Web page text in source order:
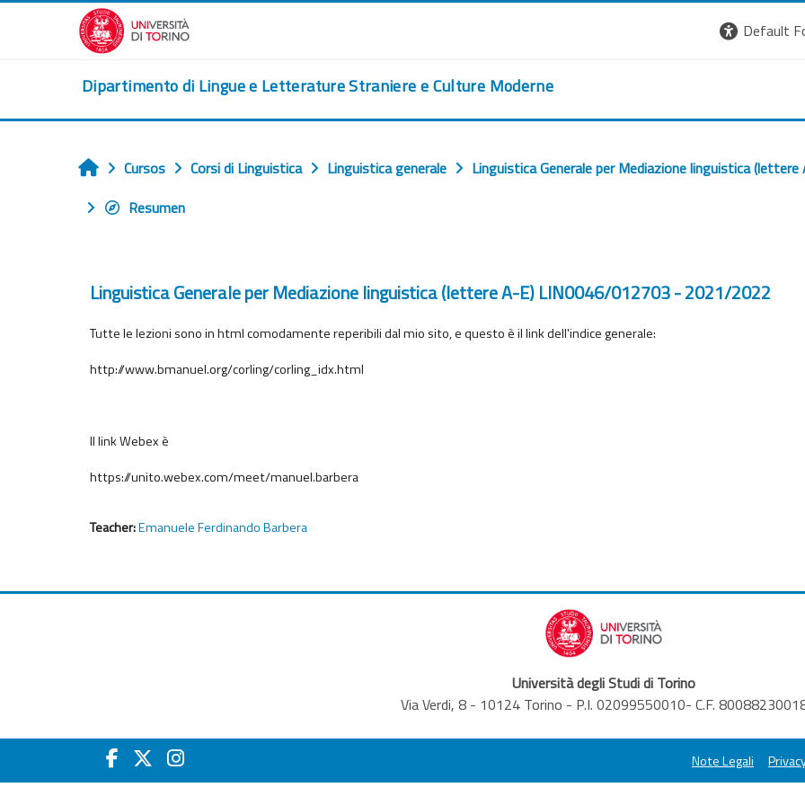
Salta al contenido principal
Default
Dipartimento di Lingue e Letterature Straniere e Culture Moderne
Inicio
Cursos Corsi di Linguistica Linguistica generale
Linguistica Generale per Mediazione linguistica
Resumen
Linguistica Generale per Mediazione linguistica (lettere A-E) LIN0046/012703 - 2021/2022
Tutte le lezioni sono in html comodamente reperibili dal mio sito, e questo è il link dell'indice generale:
http://www.bmanuel.org/corling/corling_idx.html
Il link Webex è
https://unito.webex.com/meet/manuel.barbera
Teacher:Emanuele Ferdinando Barbera
Università degli Studi di Torino
Via Verdi, 8 - 10124 Torino - P.I. 02099550010- C.F.
Note Legali